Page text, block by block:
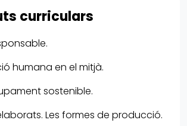
curriculars
humana en el mitjà.
sostenible.
Les formes de producció.